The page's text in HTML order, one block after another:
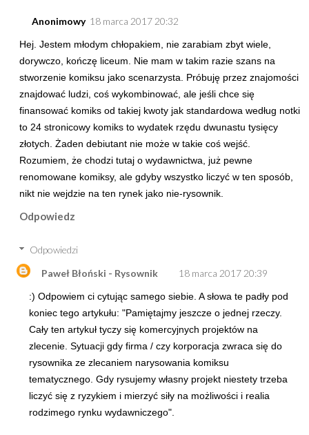
Anonimowy 18 marca 2017 20:32
Hej. Jestem młodym chłopakiem, nie zarabiam zbyt wiele,
dorywczo, kończę liceum. Nie mam w takim razie szans na
stworzenie komiksu jako scenarzysta. Próbuję przez znajomości
znajdować ludzi, coś wykombinować, ale jeśli chce się
finansować komiks od takiej kwoty jak standardowa według notki
to 24 stronicowy komiks to wydatek rzędu dwunastu tysięcy
złotych. Żaden debiutant nie może w takie coś wejść.
Rozumiem, że chodzi tutaj o wydawnictwa, już pewne
renomowane komiksy, ale gdyby wszystko liczyć w ten sposób,
nikt nie wejdzie na ten rynek jako nie-rysownik.
Odpowiedz
Odpowiedzi
Paweł Błoński - Rysownik
18 marca 2017 20:39
:) Odpowiem ci cytując samego siebie. A słowa te padły pod
koniec tego artykułu: "Pamiętajmy jeszcze o jednej rzeczy.
Cały ten artykuł tyczy się komercyjnych projektów na
zlecenie. Sytuacji gdy firma / czy korporacja zwraca się do
rysownika ze zlecaniem narysowania komiksu
tematycznego. Gdy rysujemy własny projekt niestety trzeba
liczyć się z ryzykiem i mierzyć siły na możliwości i realia
rodzimego rynku wydawniczego".